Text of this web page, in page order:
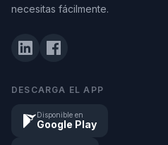
necesitas fácilmente.
DESCARGA EL APP
Disponible en
Google Play